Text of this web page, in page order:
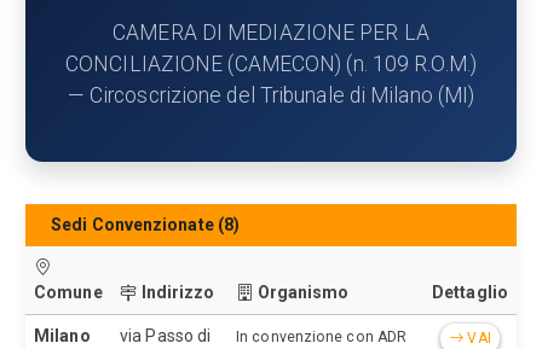
CAMERA DI MEDIAZIONE PER LA
CONCILIAZIONE (CAMECON) (n. 109 R.O.M.)
— Circoscrizione del Tribunale di Milano (MI)
Sedi Convenzionate (8)
Comune Indirizzo Organismo Dettaglio
Milano
via Passo di
In convenzione con ADR
VAI